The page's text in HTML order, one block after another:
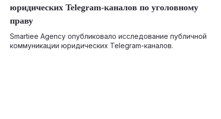
юридических Telegram-каналов по уголовному
праву
Smartiee Agency опубликовало исследование публичной
коммуникации юридических Telegram-каналов.